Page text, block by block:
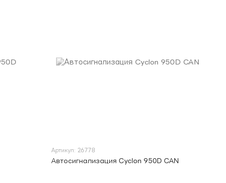
Артикул: 26778
Автосигнализация Cyclon 950D CAN